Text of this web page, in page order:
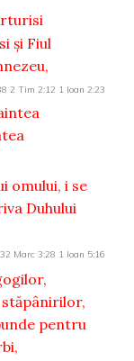
şi Fiul
2 Tim 2:12 1 Ioan 2:23
omului, i se
Duhului
Marc 3:28 1 Ioan 5:16
pentru